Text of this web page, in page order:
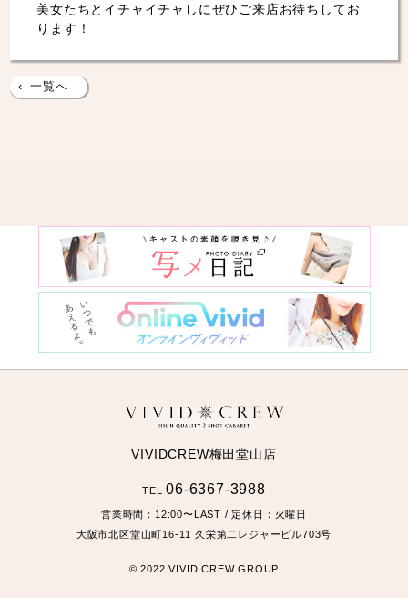
美女たちとイチャイチャしにぜひご来店お待ちしてお
ります！
‹ 一覧へ
VIVIDCREW梅田堂山店
TEL06-6367-3988
営業時間： 12:00〜LAST / 定休日：火曜日
大阪市北区堂山町16-11 久栄第二レジャービル703号
© 2022 VIVID CREW GROUP